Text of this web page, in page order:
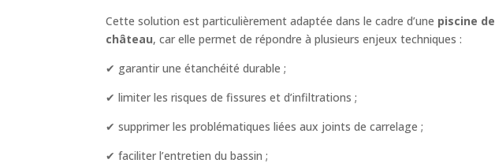
Cette solution est particulièrement adaptée dans le cadre d’une piscine de
château, car elle permet de répondre à plusieurs enjeux techniques :
✔ garantir une étanchéité durable ;
✔ limiter les risques de fissures et d’infiltrations ;
✔ supprimer les problématiques liées aux joints de carrelage ;
✔ faciliter l’entretien du bassin ;